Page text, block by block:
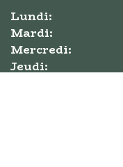
Lundi:
Mardi:
Mercredi:
Jeudi: